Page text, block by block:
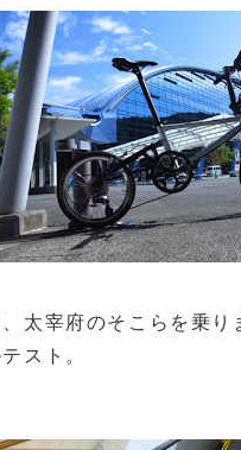
太宰府のそこらを乗
スト。